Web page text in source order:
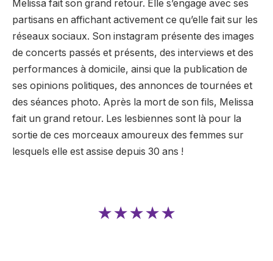
Melissa fait son grand retour. Elle s’engage avec ses
partisans en affichant activement ce qu’elle fait sur les
réseaux sociaux. Son instagram présente des images
de concerts passés et présents, des interviews et des
performances à domicile, ainsi que la publication de
ses opinions politiques, des annonces de tournées et
des séances photo. Après la mort de son fils, Melissa
fait un grand retour. Les lesbiennes sont là pour la
sortie de ces morceaux amoureux des femmes sur
lesquels elle est assise depuis 30 ans !
★★★★★